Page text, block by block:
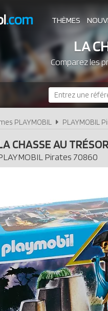
THÈMES
LA
Comparez les
PLAYMOBIL PLAYMOBIL
CHASSE AU
Pirates 70860